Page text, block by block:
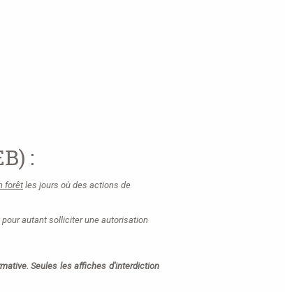
:
forêtles jours où des actions de
autant solliciter une autorisation
Seules les affiches d'interdiction